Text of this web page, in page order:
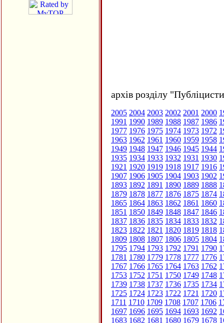
архів розділу
2005 2004 2003 2002 2001 2000
1991 1990 1989 1988 1987 1986
1977 1976 1975 1974 1973 1972
1963 1962 1961 1960 1959 1958
1949 1948 1947 1946 1945 1944
1935 1934 1933 1932 1931 1930
1921 1920 1919 1918 1917 1916
1907 1906 1905 1904 1903 1902
1893 1892 1891 1890 1889 1888
1879 1878 1877 1876 1875 1874
1865 1864 1863 1862 1861 1860
1851 1850 1849 1848 1847 1846
1837 1836 1835 1834 1833 1832
1823 1822 1821 1820 1819 1818
1809 1808 1807 1806 1805 1804
1795 1794 1793 1792 1791 1790
1781 1780 1779 1778 1777 1776
1767 1766 1765 1764 1763 1762
1753 1752 1751 1750 1749 1748
1739 1738 1737 1736 1735 1734
1725 1724 1723 1722 1721 1720
1711 1710 1709 1708 1707 1706
1697 1696 1695 1694 1693 1692
1683 1682 1681 1680 1679 1678